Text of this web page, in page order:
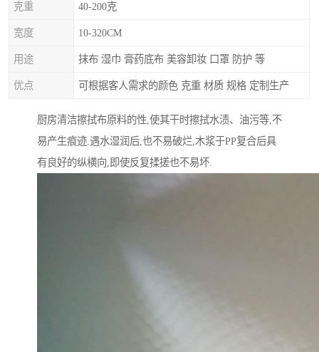
克重 40-200克
宽度 10-320CM
用途 抹布 湿巾 膏药底布 美容卸妆 口罩 防护 等
优点 可根据客人需求的颜色 克重 材质 规格 定制生产
厨房清洁擦拭布原料的性,使其干时擦拭水渍、油污等,不
易产生痕迹.遇水湿润后,也不易破烂,木浆于PP复合后具
有良好的纵横向,即使反复揉搓也不易坏.